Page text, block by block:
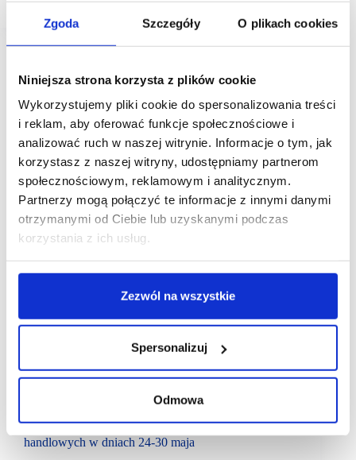
Zgoda Szczegóły O plikach cookies
Niniejsza strona korzysta z plików cookie
Wykorzystujemy pliki cookie do spersonalizowania treści
i reklam, aby oferować funkcje społecznościowe i
analizować ruch w naszej witrynie. Informacje o tym, jak
korzystasz z naszej witryny, udostępniamy partnerom
społecznościowym, reklamowym i analitycznym.
Partnerzy mogą połączyć te informacje z innymi danymi
otrzymanymi od Ciebie lub uzyskanymi podczas
korzystania z ich usług.
Zezwól na wszystkie
Spersonalizuj
Odmowa
PRCH
PRCH podsumowuje odwiedzalność galerii
handlowych w dniach 24-30 maja